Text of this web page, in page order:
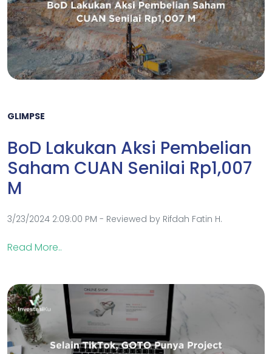
GLIMPSE
BoD Lakukan Aksi Pembelian
Saham CUAN Senilai Rp1,007
M
3/23/2024 2:09:00 PM - Reviewed by Rifdah Fatin H.
Read More..